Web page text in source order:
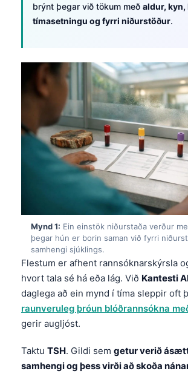
brýnt þegar við tökum með aldur, kyn,
tímasetningu og fyrri niðurstöður.
Mynd 1: Ein einstök niðurstaða verður
þegar hún er borin saman við fyrri
samhengi sjúklings.
Flestum er afhent rannsóknarskýrsla
hvort tala sé há eða lág. Við Kantesti
daglega að ein mynd í tíma sleppir oft
raunveruleg þróun blóðrannsókna
gerir augljóst.
Taktu TSH. Gildi sem getur verið
samhengi og þess virði að skoða